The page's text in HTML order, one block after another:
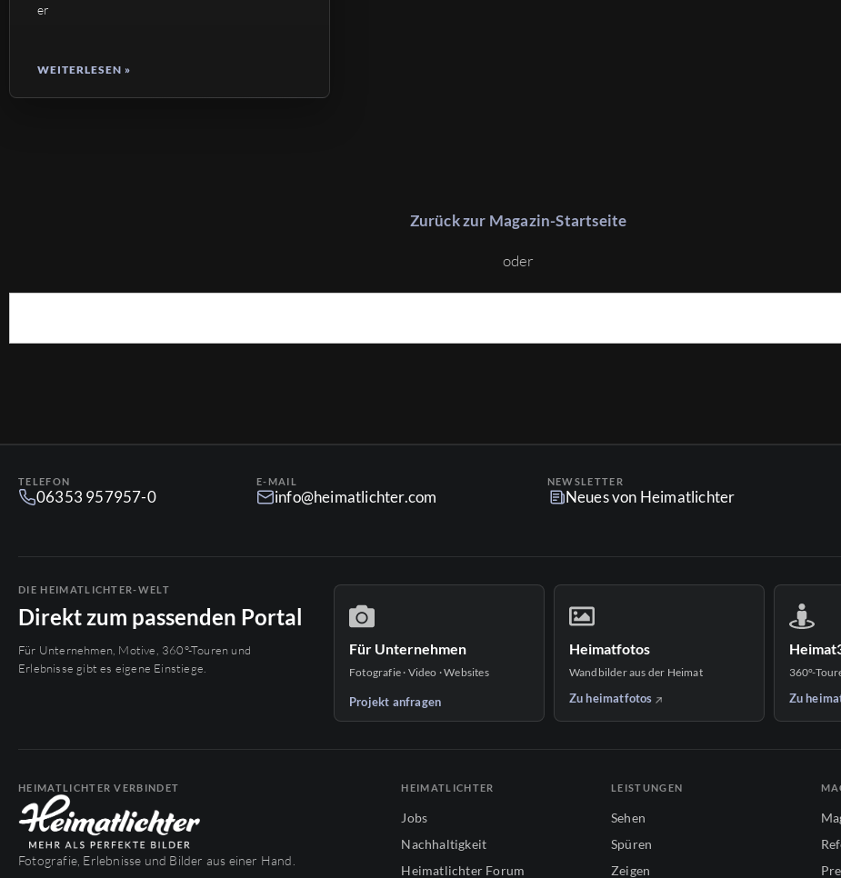
er
WEITERLESEN »
Zurück zur Magazin-Startseite
oder
TELEFON
06353 957957-0
E-MAIL
info@heimatlichter.com
NEWSLETTER
Neues von Heimatlichter
DIE HEIMATLICHTER-WELT
Direkt zum passenden Portal
Für Unternehmen, Motive, 360°-Touren und
Erlebnisse gibt es eigene Einstiege.
Für Unternehmen
Fotografie · Video · Websites
Projekt anfragen
Heimatfotos
Wandbilder aus der Heimat
Zu heimatfotos
360°-
Zu
HEIMATLICHTER VERBINDET
Fotografie, Erlebnisse und Bilder aus einer Hand.
HEIMATLICHTER
Jobs
Nachhaltigkeit
Heimatlichter Forum
LEISTUNGEN
Sehen
Spüren
Zeigen